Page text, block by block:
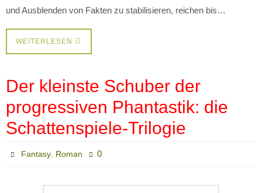
und Ausblenden von Fakten zu stabilisieren, reichen bis…
WEITERLESEN
Der kleinste Schuber der
progressiven Phantastik: die
Schattenspiele-Trilogie
Fantasy, Roman 0